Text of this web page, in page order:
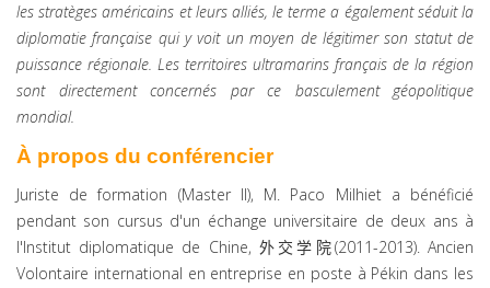
les stratèges américains et leurs alliés, le terme a également séduit la
diplomatie française qui y voit un moyen de légitimer son statut de
puissance régionale. Les territoires ultramarins français de la région
sont directement concernés par ce basculement géopolitique
mondial.
À propos du conférencier
Juriste de formation (Master II), M. Paco Milhiet a bénéficié
pendant son cursus d'un échange universitaire de deux ans à
l'Institut diplomatique de Chine, 外交学院(2011-2013). Ancien
Volontaire international en entreprise en poste à Pékin dans les